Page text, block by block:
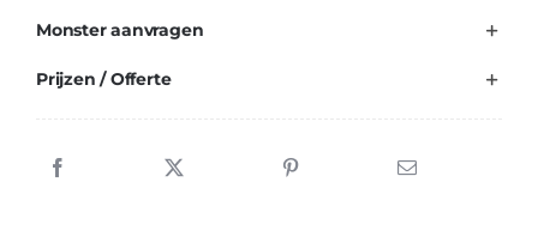
Monster aanvragen
Prijzen / Offerte